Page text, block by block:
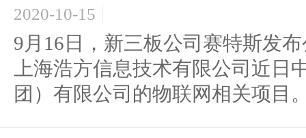
2020-10-15
9月16日，新三板公司赛特斯发
上海浩方信息技术有限公司近日
团）有限公司的物联网相关项目